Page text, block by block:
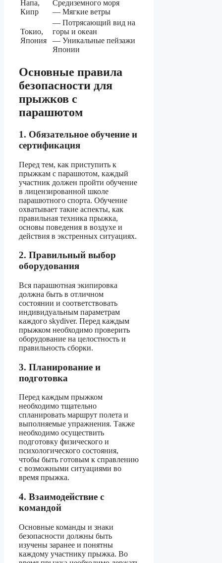
Напа,
Кипр
Средиземного моря
— Мягкие ветры
Токио,
Япония
— Потрясающий вид на
горы и океан
— Уникальные пейзажи
Японии
Основные правила
безопасности для
прыжков с
парашютом
1. Обязательное обучение и
сертификация
Перед тем, как приступить к
прыжкам с парашютом, каждый
участник должен пройти обучение
в лицензированной школе
парашютного спорта. Обучение
охватывает такие аспекты, как
правильная техника прыжка,
основы поведения в воздухе и
действия в экстренных ситуациях.
2. Правильный выбор
оборудования
Вся парашютная экипировка
должна быть в отличном
состоянии и соответствовать
индивидуальным параметрам
каждого skydiver. Перед каждым
прыжком необходимо проверить
оборудование на целостность и
правильность сборки.
3. Планирование и
подготовка
Перед каждым прыжком
необходимо тщательно
спланировать маршрут полета и
выполняемые упражнения. Также
необходимо осуществить
подготовку физического и
психологического состояния,
чтобы быть готовым к справлению
с возможными ситуациями во
время прыжка.
4. Взаимодействие с
командой
Основные команды и знаки
безопасности должны быть
изучены заранее и понятны
каждому участнику прыжка. Во